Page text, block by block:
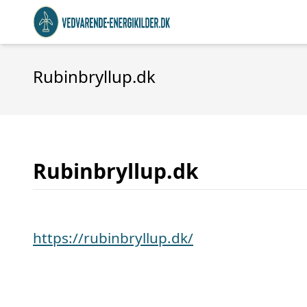
Rubinbryllup.dk
Rubinbryllup.dk
https://rubinbryllup.dk/